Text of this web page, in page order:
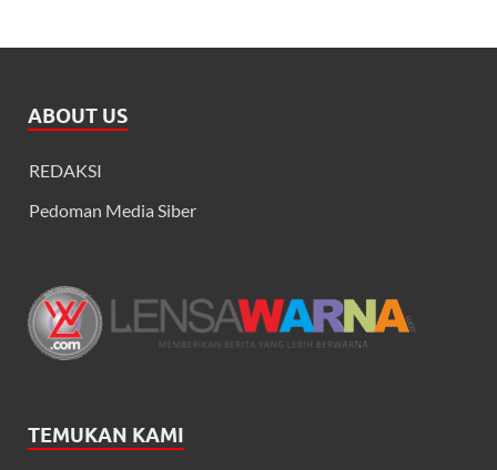
ABOUT US
REDAKSI
Pedoman Media Siber
TEMUKAN KAMI